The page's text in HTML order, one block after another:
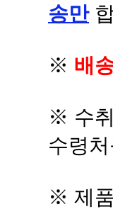
송만
※ 배
※ 수
수령
※ 제